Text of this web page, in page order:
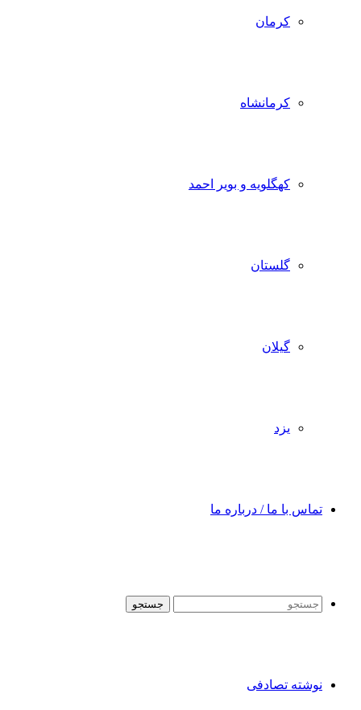
کرمان
کرمانشاه
کهگلویه و بویر احمد
گلستان
گیلان
یزد
تماس با ما / درباره ما
جستجو
نوشته تصادفی